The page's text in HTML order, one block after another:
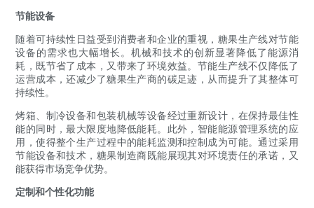
节能设备
随着可持续性日益受到消费者和企业的重视，糖果生产线对节能
设备的需求也大幅增长。机械和技术的创新显著降低了能源消
耗，既节省了成本，又带来了环境效益。节能生产线不仅降低了
运营成本，还减少了糖果生产商的碳足迹，从而提升了其整体可
持续性。
烤箱、制冷设备和包装机械等设备经过重新设计，在保持最佳性
能的同时，最大限度地降低能耗。此外，智能能源管理系统的应
用，使得整个生产过程中的能耗监测和控制成为可能。通过采用
节能设备和技术，糖果制造商既能展现其对环境责任的承诺，又
能获得市场竞争优势。
定制和个性化功能